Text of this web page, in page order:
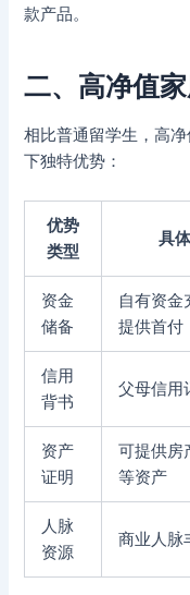
款产品。
二、高净值
相比普通留学生，高
下独特优势：
优势
类型
具
资金
储备
自有资金
提供首付
信用
背书
父母信用
资产
证明
可提供房
等资产
人脉
资源
商业人脉